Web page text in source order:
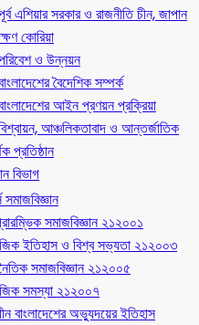
এশিয়ার সরকার ও রাজনীতি চীন, জাপান
কোরিয়া
ও উন্নয়ন
বৈদেশিক সম্পর্ক
আইন প্রণয়ন প্রক্রিয়া
আঞ্চলিকতাবাদ ও আন্তর্জাতিক
প্রতিষ্ঠান
বিভাগ
সমাজবিজ্ঞান
সমাজবিজ্ঞান ২১২০০১
ইতিহাস ও বিশ্ব সভ্যতা ২১২০০৩
সমাজবিজ্ঞান ২১২০০৫
সমস্যা ২১২০০৭
বাংলাদেশের অভ্যুদয়ের ইতিহাস